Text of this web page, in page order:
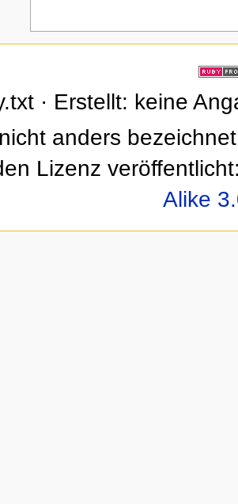
· Erstellt: keine
anders
Lizenz
Alike